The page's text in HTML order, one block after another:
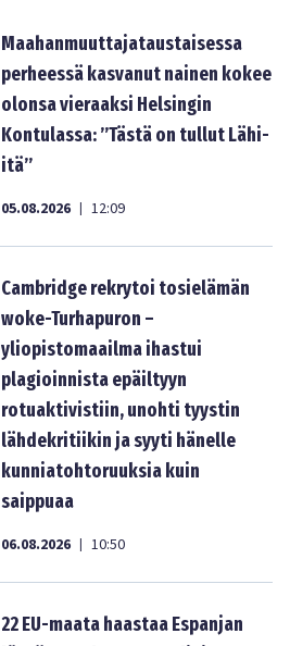
Maahanmuuttajataustaisessa
perheessä kasvanut nainen kokee
olonsa vieraaksi Helsingin
Kontulassa: ”Tästä on tullut Lähi-
itä”
05.08.2026 | 12:09
Cambridge rekrytoi tosielämän
woke-Turhapuron –
yliopistomaailma ihastui
plagioinnista epäiltyyn
rotuaktivistiin, unohti tyystin
lähdekritiikin ja syyti hänelle
kunniatohtoruuksia kuin
saippuaa
06.08.2026 | 10:50
22 EU-maata haastaa Espanjan